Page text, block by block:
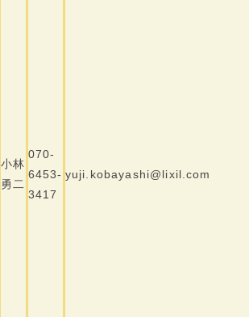
小林
勇二
070-
6453-
3417
yuji.kobayashi@lixil.com